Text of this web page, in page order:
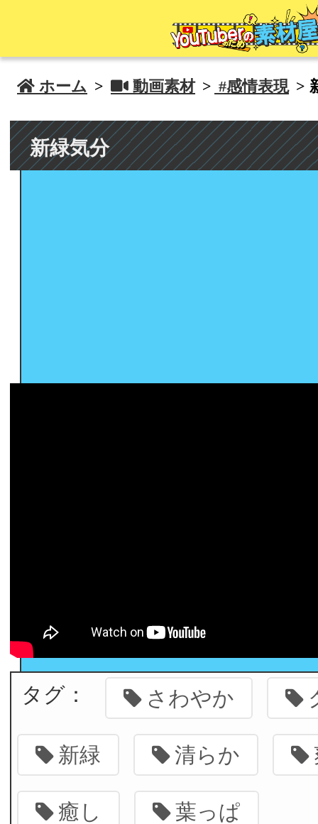
 ホーム >  動画素材 > #感情表現 >
新緑気分
タグ： さわやか
新緑 清らか
癒し 葉っぱ